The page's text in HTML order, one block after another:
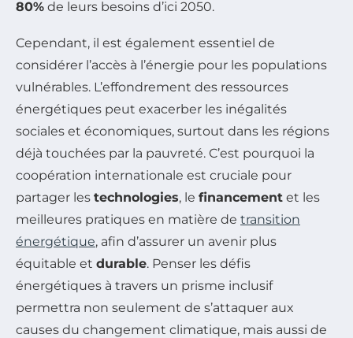
80% de leurs besoins d’ici 2050.
Cependant, il est également essentiel de
considérer l’accès à l’énergie pour les populations
vulnérables. L’effondrement des ressources
énergétiques peut exacerber les inégalités
sociales et économiques, surtout dans les régions
déjà touchées par la pauvreté. C’est pourquoi la
coopération internationale est cruciale pour
partager les technologies, le financement et les
meilleures pratiques en matière de transition
énergétique, afin d’assurer un avenir plus
équitable et durable. Penser les défis
énergétiques à travers un prisme inclusif
permettra non seulement de s’attaquer aux
causes du changement climatique, mais aussi de